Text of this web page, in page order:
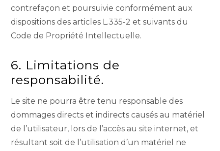
contrefaçon et poursuivie conformément aux
dispositions des articles L.335-2 et suivants du
Code de Propriété Intellectuelle.
6. Limitations de
responsabilité.
Le site ne pourra être tenu responsable des
dommages directs et indirects causés au matériel
de l’utilisateur, lors de l’accès au site internet, et
résultant soit de l’utilisation d’un matériel ne